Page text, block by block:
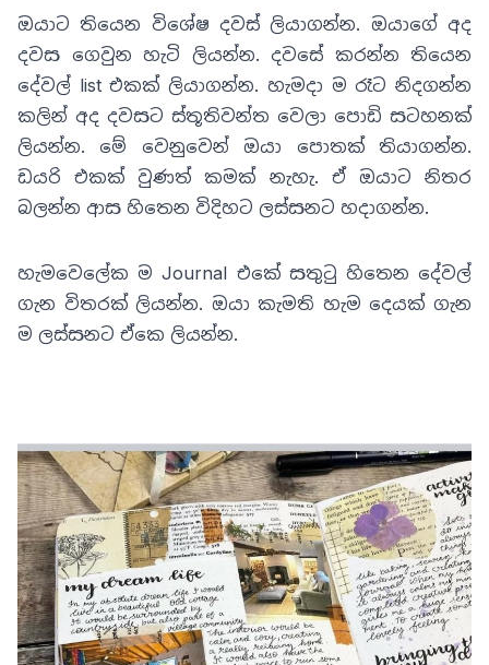
ඔයාට තියෙන විශේෂ දවස් ලියාගන්න. ඔයාගේ අද
දවස ගෙවුන හැටි ලියන්න. දවසේ කරන්න තියෙන
දේවල් list එකක් ලියාගන්න. හැමදා ම රෑට නිදගන්න
කලින් අද දවසට ස්තූතිවන්ත වෙලා පොඩි සටහනක්
ලියන්න. මේ වෙනුවෙන් ඔයා පොතක් තියාගන්න.
ඩයරි එකක් වුණත් කමක් නැහැ. ඒ ඔයාට නිතර
බලන්න ආස හිතෙන විදිහට ලස්සනට හදාගන්න.
හැමවෙලේක ම Journal එකේ සතුටු හිතෙන දේවල්
ගැන විතරක් ලියන්න. ඔයා කැමති හැම දෙයක් ගැන
ම ලස්සනට ඒකෙ ලියන්න.